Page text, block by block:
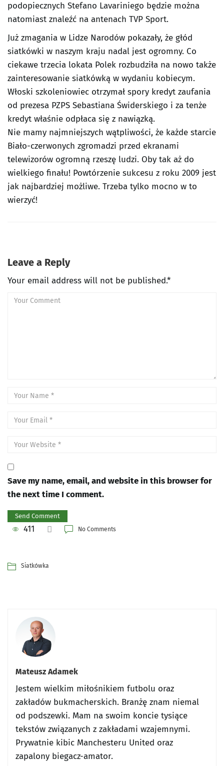
podopiecznych Stefano Lavariniego będzie można
natomiast znaleźć na antenach TVP Sport.
Już zmagania w Lidze Narodów pokazały, że głód
siatkówki w naszym kraju nadal jest ogromny. Co
ciekawe trzecia lokata Polek rozbudziła na nowo także
zainteresowanie siatkówką w wydaniu kobiecym.
Włoski szkoleniowiec otrzymał spory kredyt zaufania
od prezesa PZPS Sebastiana Świderskiego i za tenże
kredyt właśnie odpłaca się z nawiązką.
Nie mamy najmniejszych wątpliwości, że każde starcie
Biało-czerwonych zgromadzi przed ekranami
telewizorów ogromną rzeszę ludzi. Oby tak aż do
wielkiego finału! Powtórzenie sukcesu z roku 2009 jest
jak najbardziej możliwe. Trzeba tylko mocno w to
wierzyć!
Leave a Reply
Your email address will not be published.*
Save my name, email, and website in this browser for
the next time I comment.
411 No Comments
Siatkówka
Mateusz Adamek
Jestem wielkim miłośnikiem futbolu oraz
zakładów bukmacherskich. Branżę znam niemal
od podszewki. Mam na swoim koncie tysiące
tekstów związanych z zakładami wzajemnymi.
Prywatnie kibic Manchesteru United oraz
zapalony biegacz-amator.